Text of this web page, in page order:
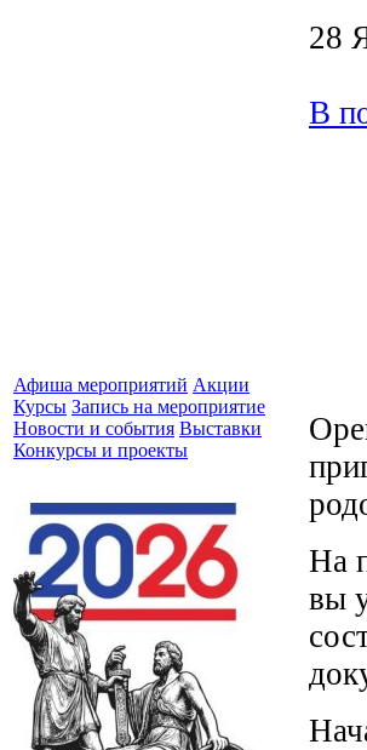
Афиша мероприятий Акции
Курсы Запись на мероприятие
Новости и события Выставки
Конкурсы и проекты
28
В
На
вы